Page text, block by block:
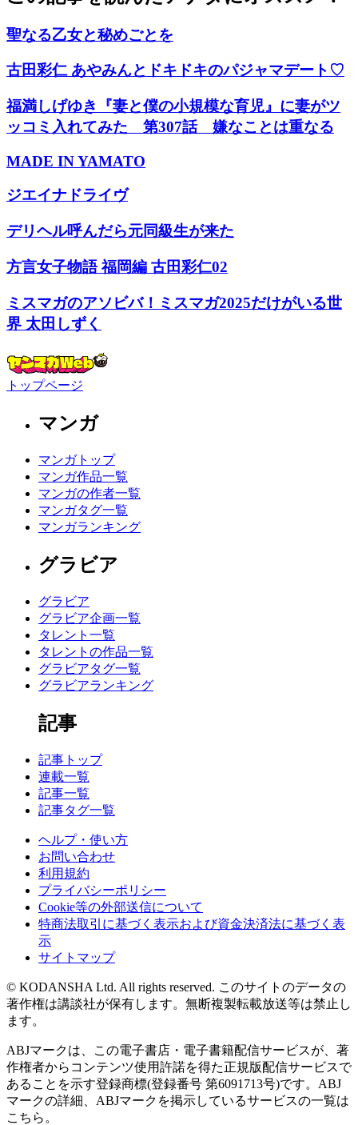
聖なる乙女と秘めごとを
古田彩仁 あやみんとドキドキのパジャマデート♡
福満しげゆき『妻と僕の小規模な育児』に妻がツ
ッコミ入れてみた 第307話 嫌なことは重なる
MADE IN YAMATO
ジエイナドライヴ
デリヘル呼んだら元同級生が来た
方言女子物語 福岡編 古田彩仁02
ミスマガのアソビバ！ミスマガ2025だけがいる世
界 太田しずく
トップページ
マンガ
マンガトップ
マンガ作品一覧
マンガの作者一覧
マンガタグ一覧
マンガランキング
グラビア
グラビア
グラビア企画一覧
タレント一覧
タレントの作品一覧
グラビアタグ一覧
グラビアランキング
記事
記事トップ
連載一覧
記事一覧
記事タグ一覧
ヘルプ・使い方
お問い合わせ
利用規約
プライバシーポリシー
Cookie等の外部送信について
特商法取引に基づく表示および資金決済法に基づく表
示
サイトマップ
© KODANSHA Ltd. All rights reserved. このサイトのデータの
著作権は講談社が保有します。無断複製転載放送等は禁止し
ます。
ABJマークは、この電子書店・電子書籍配信サービスが、著
作権者からコンテンツ使用許諾を得た正規版配信サービスで
あることを示す登録商標(登録番号 第6091713号)です。ABJ
マークの詳細、ABJマークを掲示しているサービスの一覧は
こちら。